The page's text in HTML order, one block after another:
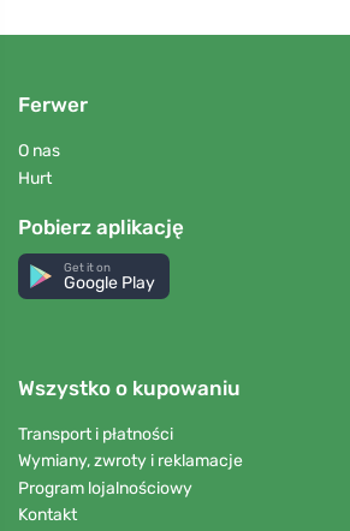
Ferwer
O nas
Hurt
Pobierz aplikację
Get it on
Google Play
Wszystko o kupowaniu
Transport i płatności
Wymiany, zwroty i reklamacje
Program lojalnościowy
Kontakt